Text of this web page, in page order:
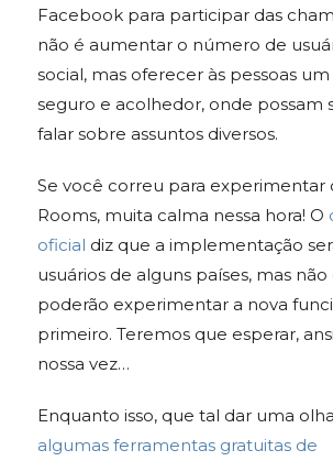
Facebook para participar das
não é aumentar o número de
social, mas oferecer às pessoas
seguro e acolhedor, onde possam
falar sobre assuntos diversos.
Se você correu para experimentar
Rooms, muita calma nessa hora! O
oficial diz que a implementação
usuários de alguns países, mas
poderão experimentar a nova
primeiro. Teremos que esperar,
nossa vez…
Enquanto isso, que tal dar uma
algumas ferramentas gratuitas de